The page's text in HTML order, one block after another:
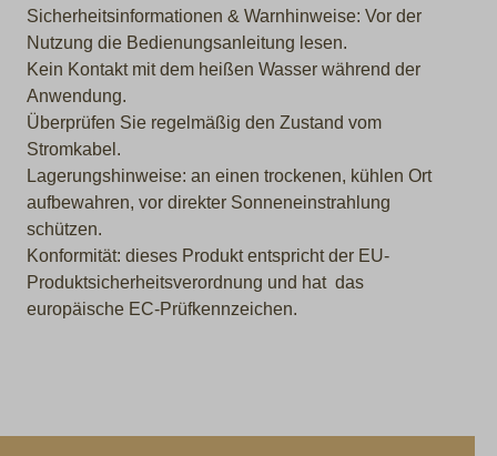
Sicherheitsinformationen & Warnhinweise: Vor der
Nutzung die Bedienungsanleitung lesen.
Kein Kontakt mit dem heißen Wasser während der
Anwendung.
Überprüfen Sie regelmäßig den Zustand vom
Stromkabel.
Lagerungshinweise: an einen trockenen, kühlen Ort
aufbewahren, vor direkter Sonneneinstrahlung
schützen.
Konformität: dieses Produkt entspricht der EU-
Produktsicherheitsverordnung und hat das
europäische EC-Prüfkennzeichen.